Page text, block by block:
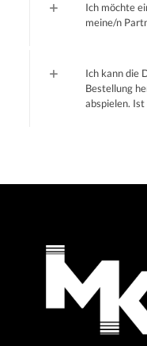
Ich möchte
meine/n
Ich kann die
Bestellung
abspielen. Ist